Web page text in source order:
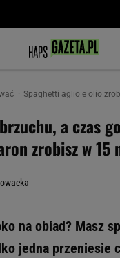
Spaghetti aglio e olio
a czas
zrobisz w 15
na obiad? Masz
jedna przeniesie